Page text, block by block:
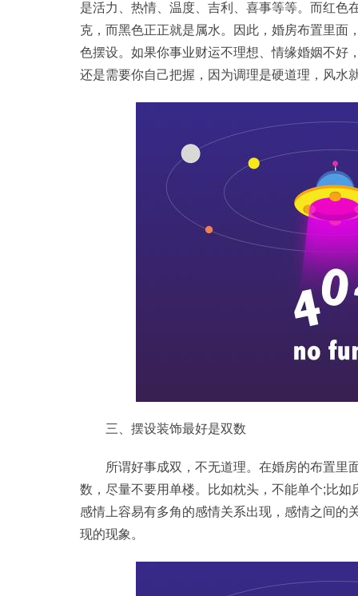
是活力、热情、温度、吉利、喜事等等。而红色
克，而黑色正正就是属水。因此，婚房布置里面
色摆设。如果你事业财运不理想、情缘婚姻不好
还是需要你自己把握，因为调理是硬道理，风水
三、摆设装饰最好是双数
所谓好事成双，不无道理。在婚房的布置里
数，尽量不要用单楼。比如枕头，不能单个;比
感情上容易有多角的感情关系出现，感情之间的
现的现象。